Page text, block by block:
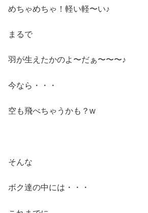
めちゃめちゃ！軽い軽〜い♪
まるで
羽が生えたかのよ〜だぁ〜〜〜♪
今なら・・・
空も飛べちゃうかも？w
そんな
ボク達の中には・・・